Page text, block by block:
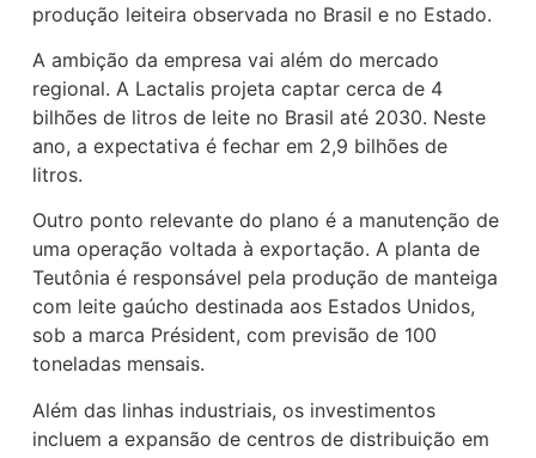
produção leiteira observada no Brasil e no Estado.
A ambição da empresa vai além do mercado
regional. A Lactalis projeta captar cerca de 4
bilhões de litros de leite no Brasil até 2030. Neste
ano, a expectativa é fechar em 2,9 bilhões de
litros.
Outro ponto relevante do plano é a manutenção de
uma operação voltada à exportação. A planta de
Teutônia é responsável pela produção de manteiga
com leite gaúcho destinada aos Estados Unidos,
sob a marca Président, com previsão de 100
toneladas mensais.
Além das linhas industriais, os investimentos
incluem a expansão de centros de distribuição em